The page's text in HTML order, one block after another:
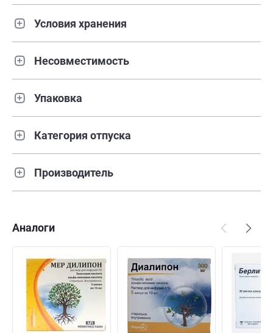
Условия хранения
Несовместимость
Упаковка
Категория отпуска
Производитель
Аналоги